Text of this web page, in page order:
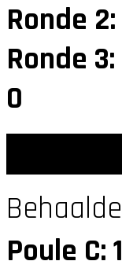
Ronde 2:
Ronde 3:
0
Poule C: